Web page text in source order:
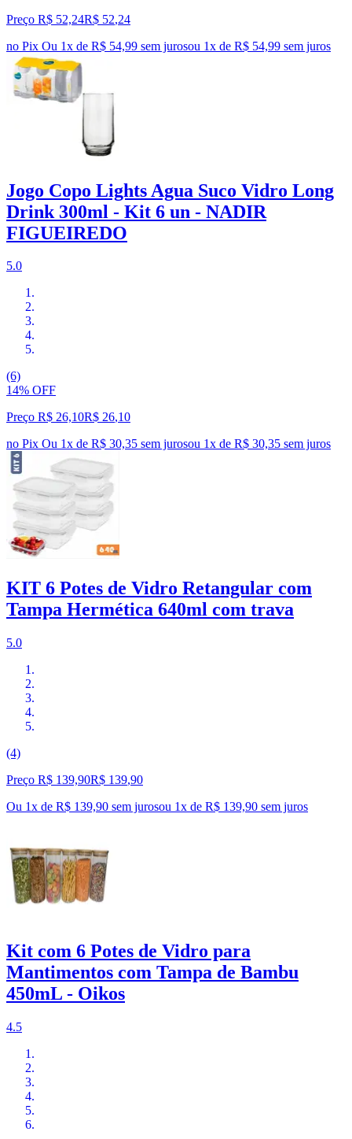
Preço R$ 52,24R$ 52,24
no Pix Ou 1x de R$ 54,99 sem jurosou 1x de R$ 54,99 sem juros
Jogo Copo Lights Agua Suco Vidro Long
Drink 300ml - Kit 6 un - NADIR
FIGUEIREDO
5.0
(6)
14% OFF
Preço R$ 26,10R$ 26,10
no Pix Ou 1x de R$ 30,35 sem jurosou 1x de R$ 30,35 sem juros
KIT 6 Potes de Vidro Retangular com
Tampa Hermética 640ml com trava
5.0
(4)
Preço R$ 139,90R$ 139,90
Ou 1x de R$ 139,90 sem jurosou 1x de R$ 139,90 sem juros
Kit com 6 Potes de Vidro para
Mantimentos com Tampa de Bambu
450mL - Oikos
4.5